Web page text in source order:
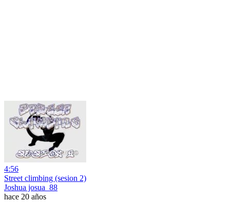
4:56
Street climbing (sesion 2)
Joshua josua_88
hace 20 años